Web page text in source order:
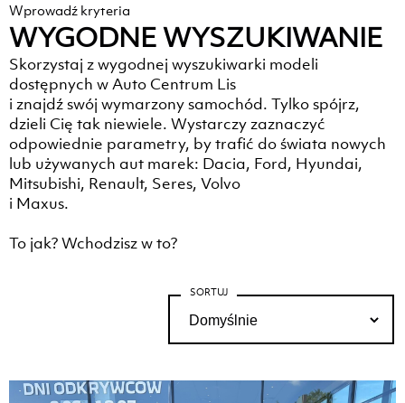
Wprowadź kryteria
WYGODNE WYSZUKIWANIE
Skorzystaj z wygodnej wyszukiwarki modeli
dostępnych w Auto Centrum Lis
i znajdź swój wymarzony samochód. Tylko spójrz,
dzieli Cię tak niewiele. Wystarczy zaznaczyć
odpowiednie parametry, by trafić do świata nowych
lub używanych aut marek: Dacia, Ford, Hyundai,
Mitsubishi, Renault, Seres, Volvo
i Maxus.
To jak? Wchodzisz w to?
SORTUJ